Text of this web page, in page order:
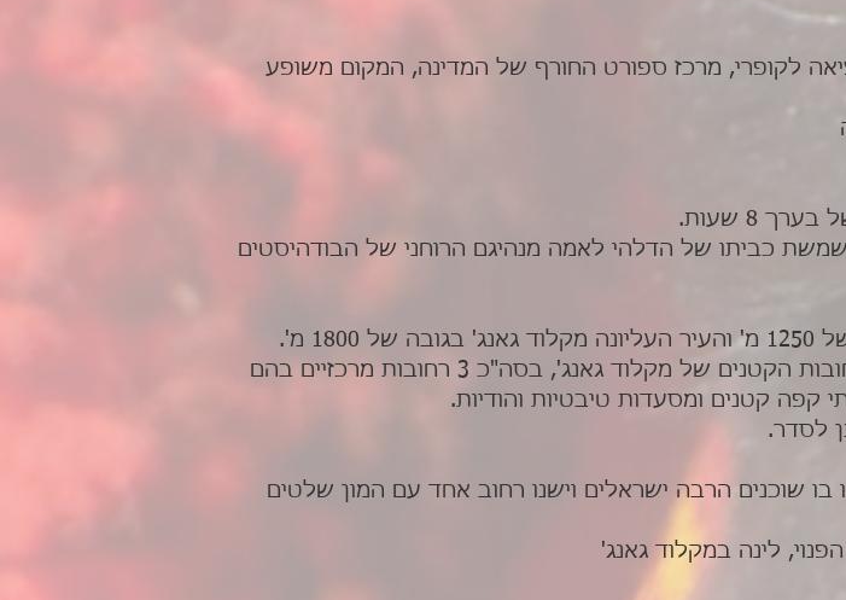
לקופרי, מרכז ספורט החורף של המדינה, המקום משופע
8 שעות.
כביתו של הדלהי לאמה מנהיגם הרוחני של הבודהיסטים
מ'.
הגעה והתארגנות במלון, תוכלו לצאת ולשוטט ברחובות הקטנים של מקלוד גאנג', בסה"כ 3 רחובות מרכזיים בהם
קפה קטנים ומסעדות טיבטיות והודיות.
לסדר.
בו שוכנים הרבה ישראלים וישנו רחוב אחד עם המון שלטים
לינה במקלוד גאנג'